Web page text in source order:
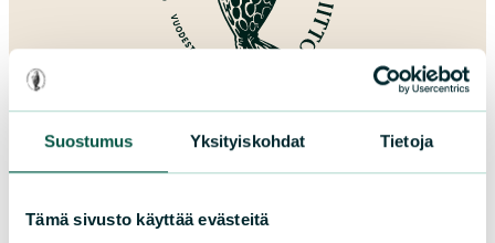
Suostumus Yksityiskohdat Tietoja
Tämä sivusto käyttää evästeitä